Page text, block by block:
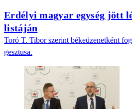
Erdélyi magyar egység jött
listáján
Toró T. Tibor szerint békeüzenetként
gesztusa.